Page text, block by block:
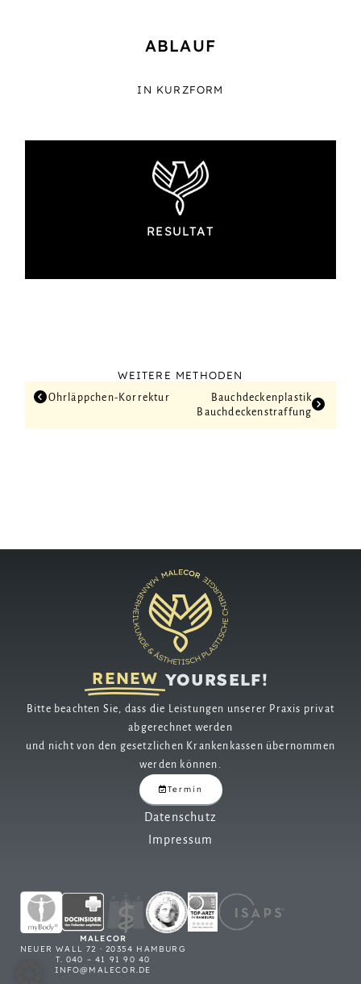
ABLAUF
IN KURZFORM
RESULTAT
WEITERE METHODEN
Ohrläppchen-Korrektur
Bauch­decken­plastik
Bauchdecken­straffung
RENEW YOURSELF!
Bitte beachten Sie, dass die Leistungen unserer Praxis privat
abgerechnet werden
und nicht von den gesetzlichen Krankenkassen übernommen
werden können.
Termin
Datenschutz
Impressum
MALECOR
NEUER WALL 72 · 20354 HAMBURG
T. 040 – 41 91 90 40
INFO@MALECOR.DE